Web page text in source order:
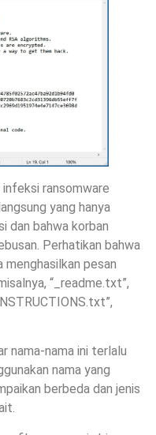
infeksi ransomware
yang hanya
dan bahwa korban
Perhatikan bahwa
menghasilkan pesan
“_readme.txt”,
nama-nama ini terlalu
nama yang
berbeda dan jenis